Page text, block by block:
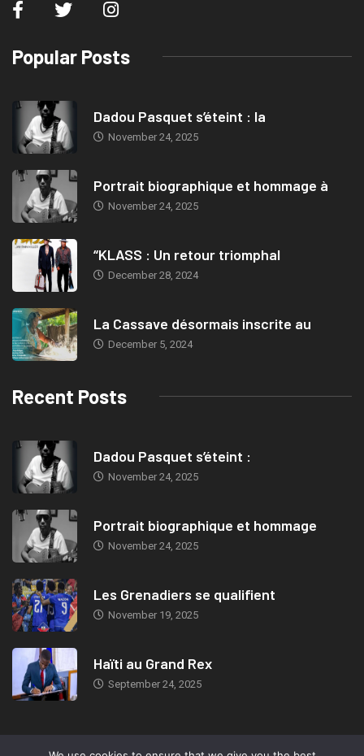
Popular Posts
Dadou Pasquet s’éteint : la
November 24, 2025
Portrait biographique et hommage à
November 24, 2025
“KLASS : Un retour triomphal
December 28, 2024
La Cassave désormais inscrite au
December 5, 2024
Recent Posts
Dadou Pasquet s’éteint :
November 24, 2025
Portrait biographique et hommage
November 24, 2025
Les Grenadiers se qualifient
November 19, 2025
Haïti au Grand Rex
September 24, 2025